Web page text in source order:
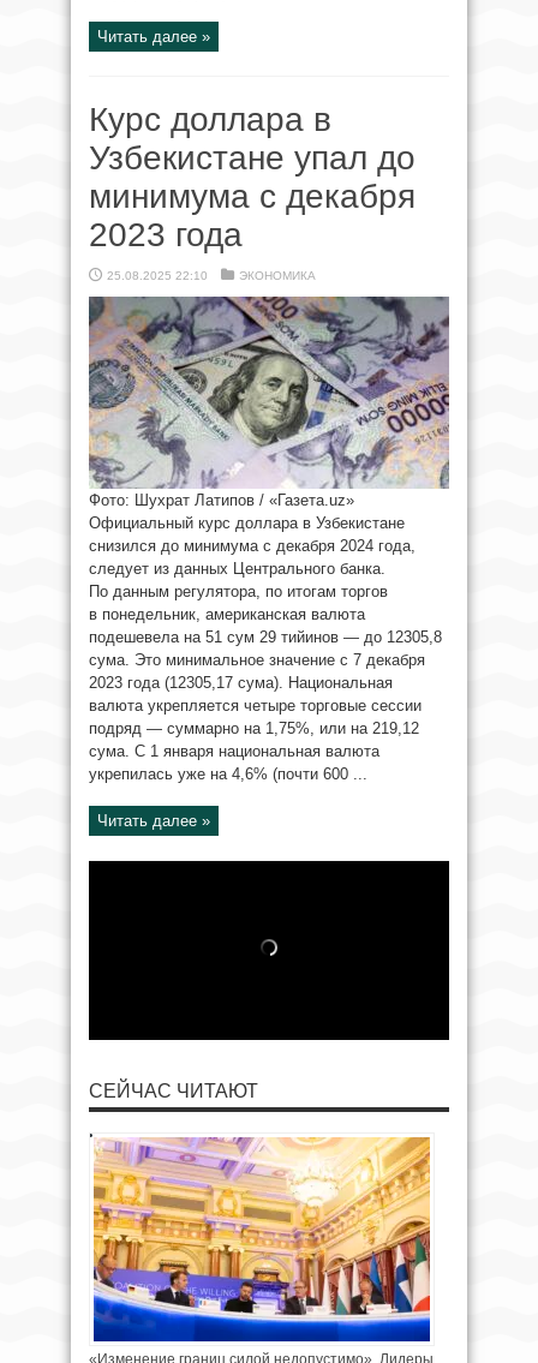
Читать далее »
Курс доллара в
Узбекистане упал до
минимума с декабря
2023 года
25.08.2025 22:10 ЭКОНОМИКА
Фото: Шухрат Латипов / «Газета.uz»
Официальный курс доллара в Узбекистане
снизился до минимума с декабря 2024 года,
следует из данных Центрального банка.
По данным регулятора, по итогам торгов
в понедельник, американская валюта
подешевела на 51 сум 29 тийинов — до 12305,8
сума. Это минимальное значение с 7 декабря
2023 года (12305,17 сума). Национальная
валюта укрепляется четыре торговые сессии
подряд — суммарно на 1,75%, или на 219,12
сума. С 1 января национальная валюта
укрепилась уже на 4,6% (почти 600 ...
Читать далее »
СЕЙЧАС ЧИТАЮТ
«Изменение границ силой недопустимо». Лидеры